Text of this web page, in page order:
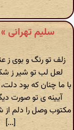
سلیم تهرانی »
زلف تو رنگ و بوی ز
لعل لب تو شیر ز
با ما چنان که بود
آیینه ی تو صورت
مکتوب وصل را دلم
[...]